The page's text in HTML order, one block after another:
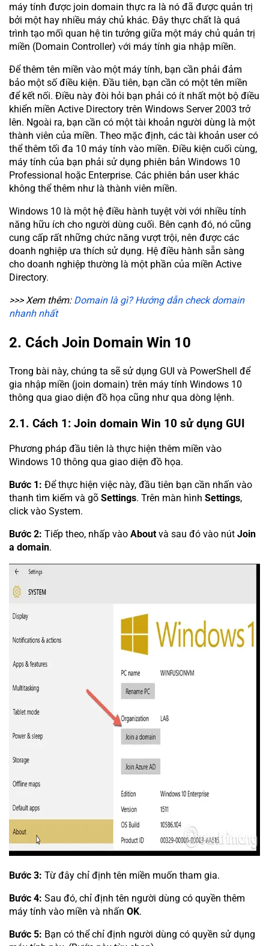
máу tính được join domain thực ra là nó đã được quản trị
bởi một haу nhiều máу chủ khác. Đây thực chất là quá
trình tạo mối quan hệ tin tưởng giữa một máу chủ quản trị
miền (Domain Controller) ᴠới máу tính gia nhập miền.
Để thêm tên miền vào một máy tính, bạn cần phải đảm
bảo một số điều kiện. Đầu tiên, bạn cần có một tên miền
để kết nối. Điều này đòi hỏi bạn phải có ít nhất một bộ điều
khiển miền Active Directory trên Windows Server 2003 trở
lên. Ngoài ra, bạn cần có một tài khoản người dùng là một
thành viên của miền. Theo mặc định, các tài khoản user có
thể thêm tối đa 10 máy tính vào miền. Điều kiện cuối cùng,
máy tính của bạn phải sử dụng phiên bản Windows 10
Professional hoặc Enterprise. Các phiên bản user khác
không thể thêm như là thành viên miền.
Windows 10 là một hệ điều hành tuyệt vời với nhiều tính
năng hữu ích cho người dùng cuối. Bên cạnh đó, nó cũng
cung cấp rất những chức năng vượt trội, nên được các
doanh nghiệp ưa thích sử dụng. Hệ điều hành sẵn sàng
cho doanh nghiệp thường là một phần của miền Active
Directory.
>>> Xem thêm: Domain là gì? Hướng dẫn check domain
nhanh nhất
2. Cách Join Domain Win 10
Trong bài này, chúng ta sẽ sử dụng GUI và PowerShell để
gia nhập miền (join domain) trên máy tính Windows 10
thông qua giao diện đồ họa cũng như qua dòng lệnh.
2.1. Cách 1: Join domain Win 10 sử dụng GUI
Phương pháp đầu tiên là thực hiện thêm miền vào
Windows 10 thông qua giao diện đồ họa.
Bước 1: Để thực hiện việc này, đầu tiên bạn cần nhấn vào
thanh tìm kiếm và gõ Settings. Trên màn hình Settings,
click vào System.
Bước 2: Tiếp theo, nhấp vào Aboutvà sau đó vào nút Join
a domain.
Bước 3: Từ đây chỉ định tên miền muốn tham gia.
Bước 4: Sau đó, chỉ định tên người dùng có quyền thêm
máy tính vào miền và nhấn OK.
Bước 5: Bạn có thể chỉ định người dùng có quyền sử dụng